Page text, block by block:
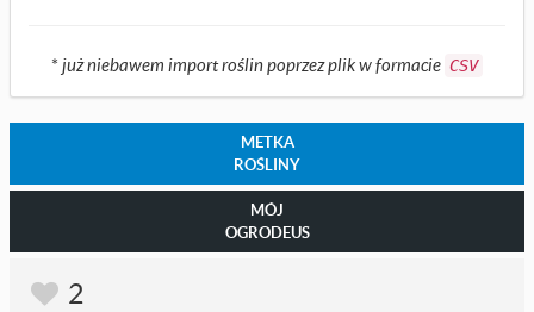
* już niebawem import roślin poprzez plik w formacie CSV
METKA
ROŚLINY
MÓJ
OGRODEUS
2